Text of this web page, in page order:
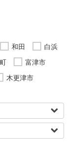
和田
白浜
富津市
木更津市